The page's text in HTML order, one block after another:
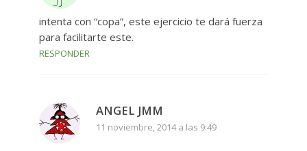
intenta con “copa”, este ejercicio te dará fuerza
para facilitarte este.
RESPONDER
ANGEL JMM
11 noviembre, 2014 a las 9:49